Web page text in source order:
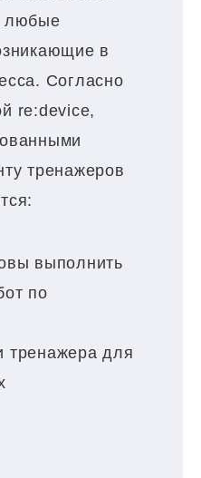
любые
в
Согласно
re:device,
тренажеров
выполнить
по
тренажера для